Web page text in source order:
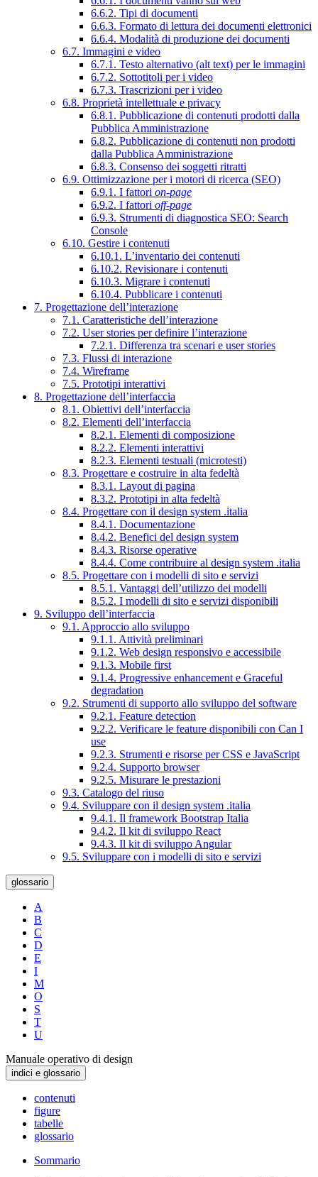
6.6.2. Tipi di documenti
6.6.3. Formato di lettura dei documenti elettronici
6.6.4. Modalità di produzione dei documenti
6.7. Immagini e video
6.7.1. Testo alternativo (alt text) per le immagini
6.7.2. Sottotitoli per i video
6.7.3. Trascrizioni per i video
6.8. Proprietà intellettuale e privacy
6.8.1. Pubblicazione di contenuti prodotti dalla
Pubblica Amministrazione
6.8.2. Pubblicazione di contenuti non prodotti
dalla Pubblica Amministrazione
6.8.3. Consenso dei soggetti ritratti
6.9. Ottimizzazione per i motori di ricerca (SEO)
6.9.1. I fattori on-page
6.9.2. I fattori off-page
6.9.3. Strumenti di diagnostica SEO: Search
Console
6.10. Gestire i contenuti
6.10.1. L’inventario dei contenuti
6.10.2. Revisionare i contenuti
6.10.3. Migrare i contenuti
6.10.4. Pubblicare i contenuti
7. Progettazione dell’interazione
7.1. Caratteristiche dell’interazione
7.2. User stories per definire l’interazione
7.2.1. Differenza tra scenari e user stories
7.3. Flussi di interazione
7.4. Wireframe
7.5. Prototipi interattivi
8. Progettazione dell’interfaccia
8.1. Obiettivi dell’interfaccia
8.2. Elementi dell’interfaccia
8.2.1. Elementi di composizione
8.2.2. Elementi interattivi
8.2.3. Elementi testuali (microtesti)
8.3. Progettare e costruire in alta fedeltà
8.3.1. Layout di pagina
8.3.2. Prototipi in alta fedeltà
8.4. Progettare con il design system .italia
8.4.1. Documentazione
8.4.2. Benefici del design system
8.4.3. Risorse operative
8.4.4. Come contribuire al design system .italia
8.5. Progettare con i modelli di sito e servizi
8.5.1. Vantaggi dell’utilizzo dei modelli
8.5.2. I modelli di sito e servizi disponibili
9. Sviluppo dell’interfaccia
9.1. Approccio allo sviluppo
9.1.1. Attività preliminari
9.1.2. Web design responsivo e accessibile
9.1.3. Mobile first
9.1.4. Progressive enhancement e Graceful
degradation
9.2. Strumenti di supporto allo sviluppo del software
9.2.1. Feature detection
9.2.2. Verificare le feature disponibili con Can I
use
9.2.3. Strumenti e risorse per CSS e JavaScript
9.2.4. Supporto browser
9.2.5. Misurare le prestazioni
9.3. Catalogo del riuso
9.4. Sviluppare con il design system .italia
9.4.1. Il framework Bootstrap Italia
9.4.2. Il kit di sviluppo React
9.4.3. Il kit di sviluppo Angular
9.5. Sviluppare con i modelli di sito e servizi
glossario
A
B
C
D
E
I
M
O
S
T
U
Manuale operativo di design
indici e glossario
contenuti
figure
tabelle
glossario
Sommario